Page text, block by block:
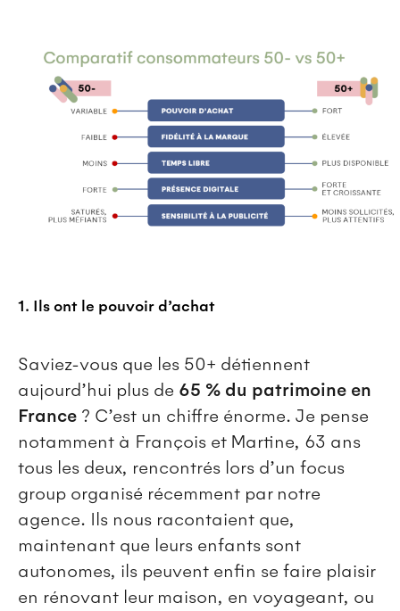
1. Ils ont le pouvoir d’achat
Saviez-vous que les 50+ détiennent
aujourd’hui plus de 65 % du patrimoine en
France ? C’est un chiffre énorme. Je pense
notamment à François et Martine, 63 ans
tous les deux, rencontrés lors d’un focus
group organisé récemment par notre
agence. Ils nous racontaient que,
maintenant que leurs enfants sont
autonomes, ils peuvent enfin se faire plaisir
en rénovant leur maison, en voyageant, ou